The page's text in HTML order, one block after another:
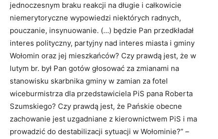
jednoczesnym braku reakcji na długie i całkowicie
niemerytoryczne wypowiedzi niektórych radnych,
pouczanie, insynuowanie. (…) będzie Pan przedkładał
interes polityczny, partyjny nad interes miasta i gminy
Wołomin oraz jej mieszkańców? Czy prawdą jest, że w
lutym br. był Pan gotów głosować za zmianami na
stanowisku skarbnika gminy w zamian za fotel
wiceburmistrza dla przedstawiciela PiS pana Roberta
Szumskiego? Czy prawdą jest, że Pańskie obecne
zachowanie jest uzgadniane z kierownictwem PiS i ma
prowadzić do destabilizacji sytuacji w Wołominie?” –